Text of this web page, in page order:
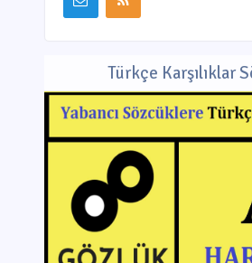
Türkçe Karşılıklar